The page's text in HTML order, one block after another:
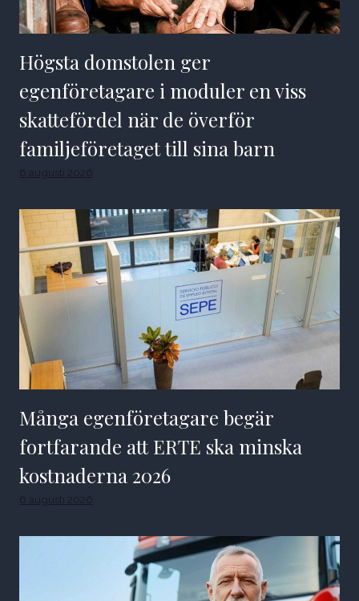
Högsta domstolen ger
egenföretagare i moduler en viss
skattefördel när de överför
familjeföretaget till sina barn
6 augusti 2026
Många egenföretagare begär
fortfarande att ERTE ska minska
kostnaderna 2026
6 augusti 2026